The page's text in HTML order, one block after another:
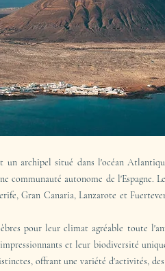
un archipel situé dans l'océan
communauté autonome de l'Espagne.
Gran Canaria, Lanzarote et
pour leur climat agréable toute
impressionnants et leur biodiversité
offrant une variété d'activités,